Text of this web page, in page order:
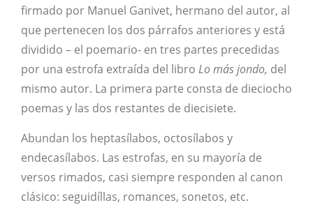
firmado por Manuel Ganivet, hermano del autor, al
que pertenecen los dos párrafos anteriores y está
dividido – el poemario- en tres partes precedidas
por una estrofa extraída del libro Lo más jondo, del
mismo autor. La primera parte consta de dieciocho
poemas y las dos restantes de diecisiete.
Abundan los heptasílabos, octosílabos y
endecasílabos. Las estrofas, en su mayoría de
versos rimados, casi siempre responden al canon
clásico: seguidíllas, romances, sonetos, etc.